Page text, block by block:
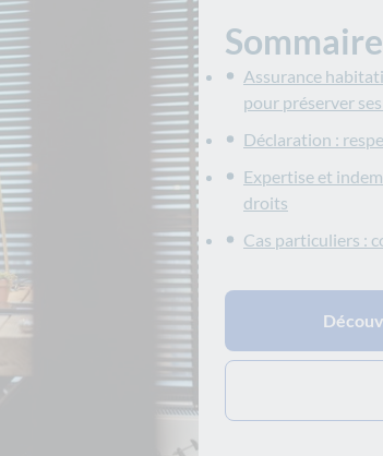
Sommaire
Assurance
pour préserver
Déclaration :
Expertise et
droits
Cas particuliers :